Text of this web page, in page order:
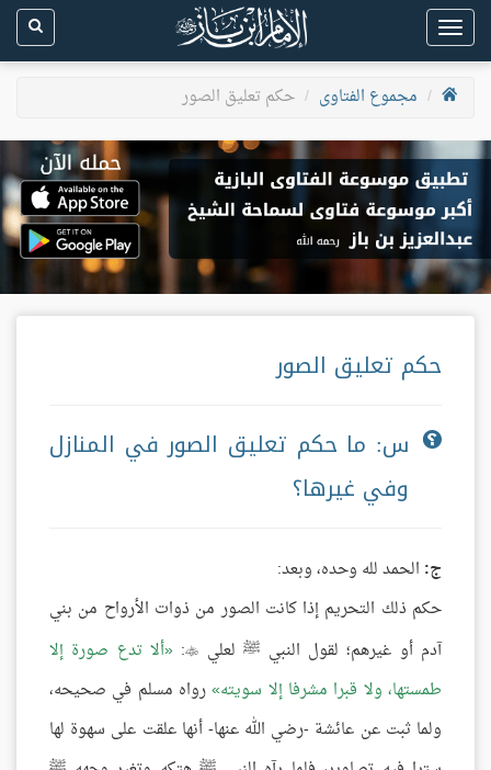
Toggle
navigation
مجموع الفتاوى
حكم تعليق الصور
حكم تعليق الصور
س: ما حكم تعليق الصور في المنازل
وفي غيرها؟
ج: الحمد لله وحده، وبعد:
حكم ذلك التحريم إذا كانت الصور من ذوات الأرواح من بني
آدم أو غيرهم؛ لقول النبي ﷺ لعلي 
: ألا تدع صورة إلا
طمستها، ولا قبرا مشرفا إلا سويته رواه مسلم في صحيحه،
ولما ثبت عن عائشة -رضي الله عنها- أنها علقت على سهوة لها